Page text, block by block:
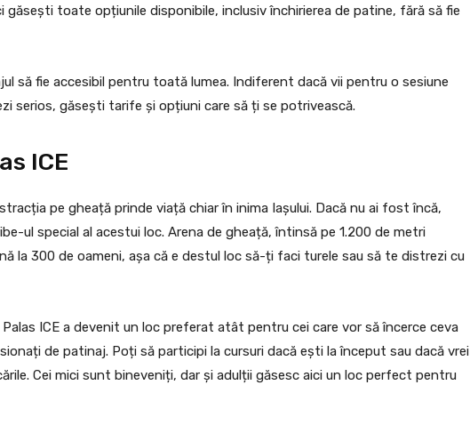
găsești toate opțiunile disponibile, inclusiv închirierea de patine, fără să fie
să fie accesibil pentru toată lumea. Indiferent dacă vii pentru o sesiune
serios, găsești tarife și opțiuni care să ți se potrivească.
ICE
pe gheață prinde viață chiar în inima Iașului. Dacă nu ai fost încă,
ul special al acestui loc. Arena de gheață, întinsă pe 1.200 de metri
la 300 de oameni, așa că e destul loc să-ți faci turele sau să te distrezi cu
ICE a devenit un loc preferat atât pentru cei care vor să încerce ceva
de patinaj. Poți să participi la cursuri dacă ești la început sau dacă vrei
Cei mici sunt bineveniți, dar și adulții găsesc aici un loc perfect pentru